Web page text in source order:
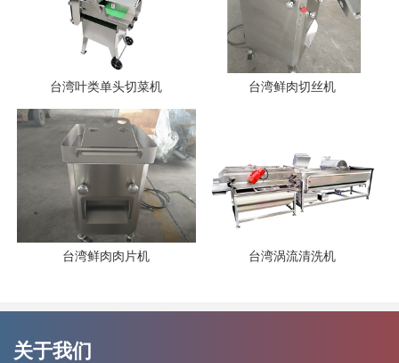
台湾叶类单头切菜机 台湾鲜肉切丝机
台湾鲜肉肉片机 台湾涡流清洗机
关于我们